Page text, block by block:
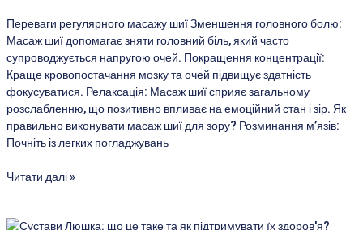
Переваги регулярного масажу шиї Зменшення головного болю:
Масаж шиї допомагає зняти головний біль, який часто
супроводжується напругою очей. Покращення концентрації:
Краще кровопостачання мозку та очей підвищує здатність
фокусуватися. Релаксація: Масаж шиї сприяє загальному
розслабленню, що позитивно впливає на емоційний стан і зір. Як
правильно виконувати масаж шиї для зору? Розминання м’язів:
Почніть із легких погладжувань
Читати далі »
Користь